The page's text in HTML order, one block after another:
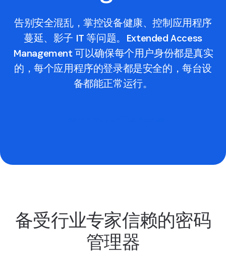
告别安全混乱，掌控设备健康、控制应用程序
蔓延、影子 IT 等问题。Extended Access
Management 可以确保每个用户身份都是真实
的，每个应用程序的登录都是安全的，每台设
备都能正常运行。
备受行业专家信赖的密码
管理器